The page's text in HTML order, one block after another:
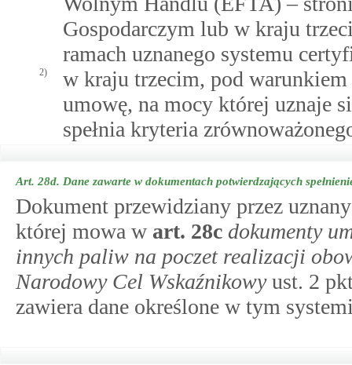
Gospodarczym lub w kraju
ramach uznanego systemu
2)
w kraju trzecim, pod warunkiem
umowę, na mocy której uznaje
spełnia kryteria
Art. 28d. Dane zawarte w dokumentach potwierdzających
Dokument przewidziany przez
której mowa w art. 28c dokumenty
innych paliw na poczet realizacji
Narodowy Cel Wskaźnikowyust. 2
zawiera dane określone w tym